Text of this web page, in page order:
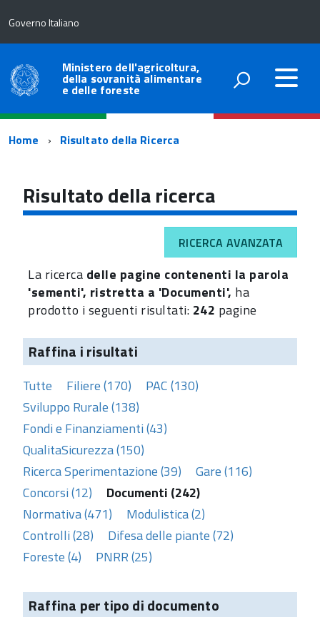
Governo Italiano
Ministero dell'agricoltura,
della sovranità alimentare
e delle foreste
Percorso
navigazione
Home Risultato della Ricerca
Risultato della ricerca
RICERCA AVANZATA
La ricerca delle pagine contenenti la parola
'sementi', ristretta a 'Documenti', ha
prodotto i seguenti risultati: 242 pagine
Raffina i risultati
Tutte Filiere (170)
PAC (130)
Sviluppo Rurale (138)
Fondi e Finanziamenti (43)
QualitaSicurezza (150)
Ricerca Sperimentazione (39)
Gare (116)
Concorsi (12)
Documenti (242)
Normativa (471)
Modulistica (2)
Controlli (28)
Difesa delle piante (72)
Foreste (4)
PNRR (25)
Raffina per tipo di documento